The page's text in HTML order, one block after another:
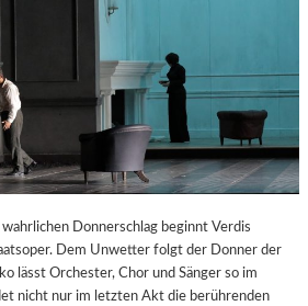
Donnerschlag beginnt Verdis
Dem Unwetter folgt der Donner der
lässt Orchester, Chor und Sänger so im
nicht nur im letzten Akt die berührenden